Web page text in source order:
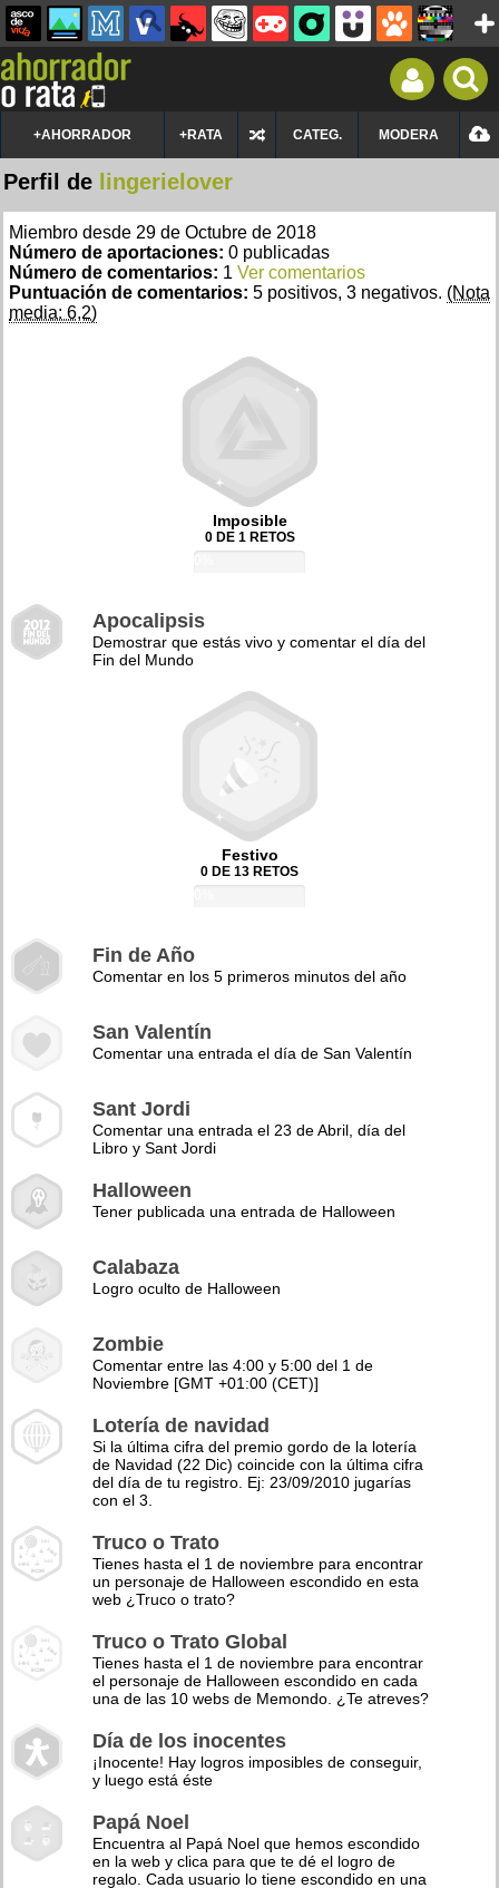
+AHORRADOR +RATA CATEG. MODERA
Perfil de lingerielover
Miembro desde 29 de Octubre de 2018
Número de aportaciones: 0 publicadas
Número de comentarios: 1 Ver comentarios
Puntuación de comentarios: 5 positivos, 3 negativos. (Nota
media: 6,2)
Imposible
0 DE 1 RETOS
Apocalipsis
Demostrar que estás vivo y comentar el día del
Fin del Mundo
Festivo
0 DE 13 RETOS
Fin de Año
Comentar en los 5 primeros minutos del año
San Valentín
Comentar una entrada el día de San Valentín
Sant Jordi
Comentar una entrada el 23 de Abril, día del
Libro y Sant Jordi
Halloween
Tener publicada una entrada de Halloween
Calabaza
Logro oculto de Halloween
Zombie
Comentar entre las 4:00 y 5:00 del 1 de
Noviembre [GMT +01:00 (CET)]
Lotería de navidad
Si la última cifra del premio gordo de la lotería
de Navidad (22 Dic) coincide con la última cifra
del día de tu registro. Ej: 23/09/2010 jugarías
con el 3.
Truco o Trato
Tienes hasta el 1 de noviembre para encontrar
un personaje de Halloween escondido en esta
web ¿Truco o trato?
Truco o Trato Global
Tienes hasta el 1 de noviembre para encontrar
el personaje de Halloween escondido en cada
una de las 10 webs de Memondo. ¿Te atreves?
Día de los inocentes
¡Inocente! Hay logros imposibles de conseguir,
y luego está éste
Papá Noel
Encuentra al Papá Noel que hemos escondido
en la web y clica para que te dé el logro de
regalo. Cada usuario lo tiene escondido en una